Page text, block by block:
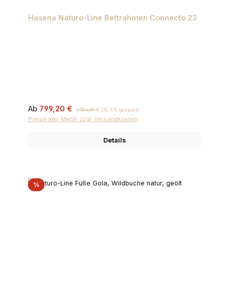
Hasena Naturo-Line Bettrahmen Connecto 23
Verkaufspreis:
Ab 799,20 € 1.184,00 € (32.5% gespart)
Preise inkl. MwSt. zzgl. Versandkosten
Details
%Rabatt